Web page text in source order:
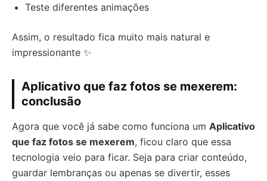
Teste diferentes animações
Assim, o resultado fica muito mais natural e
impressionante ✨
Aplicativo que faz fotos se mexerem:
conclusão
Agora que você já sabe como funciona um Aplicativo
que faz fotos se mexerem, ficou claro que essa
tecnologia veio para ficar. Seja para criar conteúdo,
guardar lembranças ou apenas se divertir, esses